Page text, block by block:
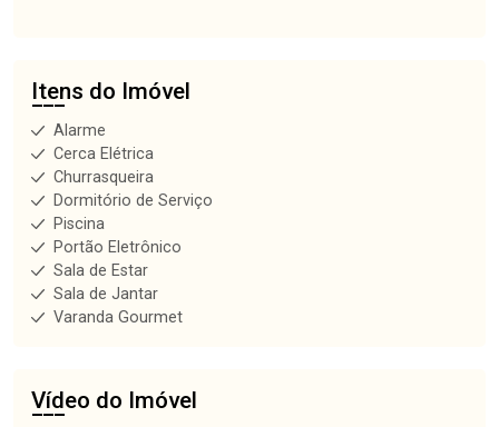
Itens do Imóvel
Alarme
Cerca Elétrica
Churrasqueira
Dormitório de Serviço
Piscina
Portão Eletrônico
Sala de Estar
Sala de Jantar
Varanda Gourmet
Vídeo do Imóvel